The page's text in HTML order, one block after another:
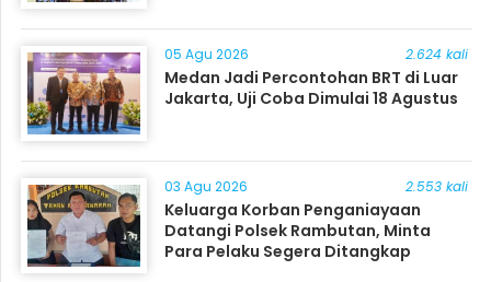
05 Agu 2026 2.624 kali
Medan Jadi Percontohan BRT di Luar
Jakarta, Uji Coba Dimulai 18 Agustus
03 Agu 2026 2.553 kali
Keluarga Korban Penganiayaan
Datangi Polsek Rambutan, Minta
Para Pelaku Segera Ditangkap